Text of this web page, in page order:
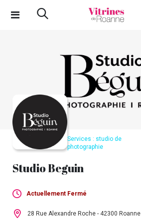
Services : studio de
photographie
Studio Beguin
Actuellement Fermé
Lundi : Fermé
28 Rue Alexandre Roche - 42300 Roanne